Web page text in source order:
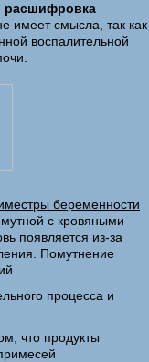
расшифровка
имеет смысла, так как
воспалительной
беременности
с кровяными
появляется из-за
Помутнение
процесса и
что продукты